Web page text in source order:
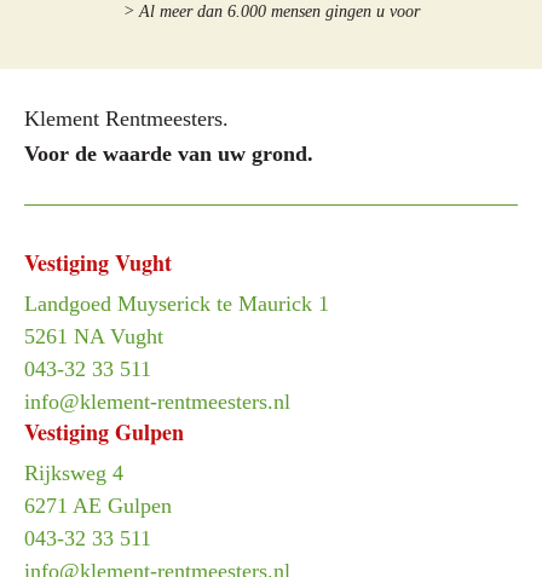
> Al meer dan 6.000 mensen gingen u voor
Klement Rentmeesters.
Voor de waarde van uw grond.
Vestiging Vught
Landgoed Muyserick te Maurick 1
5261 NA Vught
043-32 33 511
info@klement-rentmeesters.nl
Vestiging Gulpen
Rijksweg 4
6271 AE Gulpen
043-32 33 511
info@klement-rentmeesters.nl